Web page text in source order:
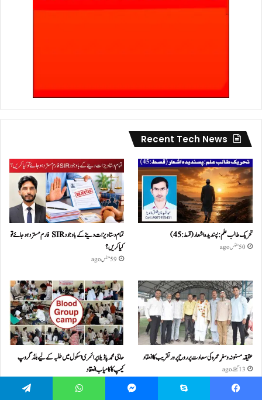
Recent Tech News
تحریک طالب علم: پسندیدہ اشعار (قسط:45)
50 منٹس ago
تمام دستاویزات دینے کے باوجود SIR فارم مسترد ہو جائے تو
کیا کریں؟
59 منٹس ago
عقیقہ مسنونہ و سفرِ عمرہ کی سعادت پر روح پرور تقریب کا انعقاد
13 گھنٹے ago
حاجی محمد پاڈیلا پرائمری اسکول میں طلبہ کے لیے بلڈ گروپ
کیمپ کا کامیاب انعقاد